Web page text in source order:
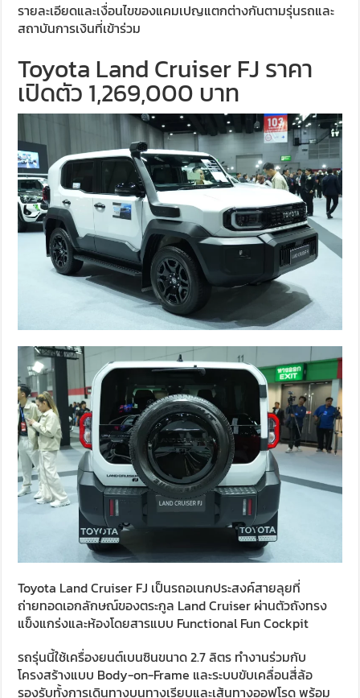
รายละเอียดและเงื่อนไขของแคมเปญแตกต่างกันตามรุ่นรถและ
สถาบันการเงินที่เข้าร่วม
Toyota Land Cruiser FJ ราคา
เปิดตัว 1,269,000 บาท
Toyota Land Cruiser FJ เป็นรถอเนกประสงค์สายลุยที่
ถ่ายทอดเอกลักษณ์ของตระกูล Land Cruiser ผ่านตัวถังทรง
แข็งแกร่งและห้องโดยสารแบบ Functional Fun Cockpit
รถรุ่นนี้ใช้เครื่องยนต์เบนซินขนาด 2.7 ลิตร ทำงานร่วมกับ
โครงสร้างแบบ Body-on-Frame และระบบขับเคลื่อนสี่ล้อ
รองรับทั้งการเดินทางบนทางเรียบและเส้นทางออฟโรด พร้อม